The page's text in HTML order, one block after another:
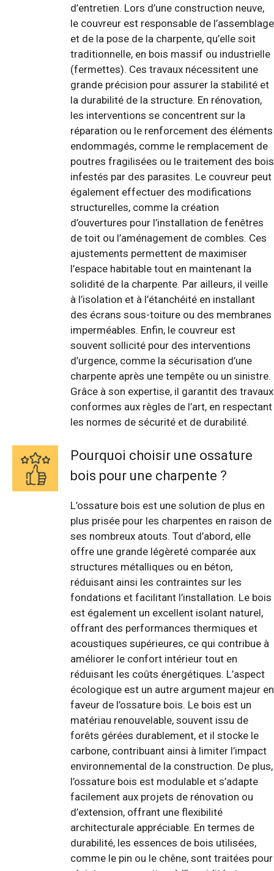
d’entretien. Lors d’une construction neuve,
le couvreur est responsable de l’assemblage
et de la pose de la charpente, qu’elle soit
traditionnelle, en bois massif ou industrielle
(fermettes). Ces travaux nécessitent une
grande précision pour assurer la stabilité et
la durabilité de la structure. En rénovation,
les interventions se concentrent sur la
réparation ou le renforcement des éléments
endommagés, comme le remplacement de
poutres fragilisées ou le traitement des bois
infestés par des parasites. Le couvreur peut
également effectuer des modifications
structurelles, comme la création
d’ouvertures pour l’installation de fenêtres
de toit ou l’aménagement de combles. Ces
ajustements permettent de maximiser
l’espace habitable tout en maintenant la
solidité de la charpente. Par ailleurs, il veille
à l’isolation et à l’étanchéité en installant
des écrans sous-toiture ou des membranes
imperméables. Enfin, le couvreur est
souvent sollicité pour des interventions
d’urgence, comme la sécurisation d’une
charpente après une tempête ou un sinistre.
Grâce à son expertise, il garantit des travaux
conformes aux règles de l’art, en respectant
les normes de sécurité et de durabilité.
Pourquoi choisir une ossature
bois pour une charpente ?
L’ossature bois est une solution de plus en
plus prisée pour les charpentes en raison de
ses nombreux atouts. Tout d’abord, elle
offre une grande légèreté comparée aux
structures métalliques ou en béton,
réduisant ainsi les contraintes sur les
fondations et facilitant l’installation. Le bois
est également un excellent isolant naturel,
offrant des performances thermiques et
acoustiques supérieures, ce qui contribue à
améliorer le confort intérieur tout en
réduisant les coûts énergétiques. L’aspect
écologique est un autre argument majeur en
faveur de l’ossature bois. Le bois est un
matériau renouvelable, souvent issu de
forêts gérées durablement, et il stocke le
carbone, contribuant ainsi à limiter l’impact
environnemental de la construction. De plus,
l’ossature bois est modulable et s’adapte
facilement aux projets de rénovation ou
d’extension, offrant une flexibilité
architecturale appréciable. En termes de
durabilité, les essences de bois utilisées,
comme le pin ou le chêne, sont traitées pour